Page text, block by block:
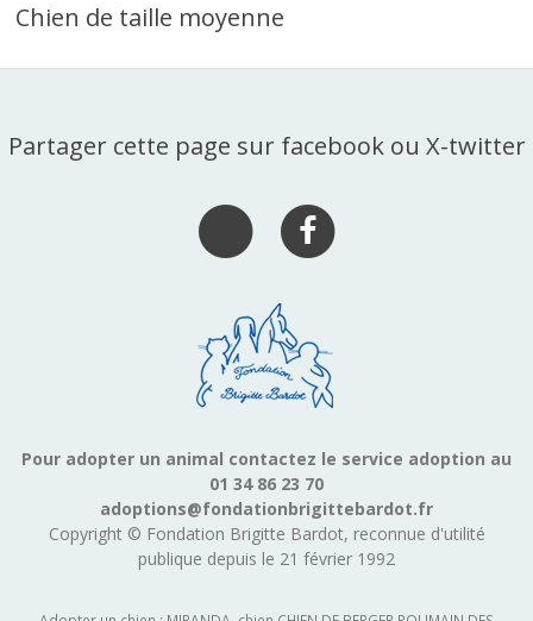
Chien de taille moyenne
Partager cette page sur facebook ou X-twitter
Pour adopter un animal contactez le service adoption au
01 34 86 23 70
adoptions@fondationbrigittebardot.fr
Copyright © Fondation Brigitte Bardot, reconnue d'utilité
publique depuis le 21 février 1992